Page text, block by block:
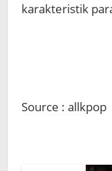
karakteristik
Source : allkpop